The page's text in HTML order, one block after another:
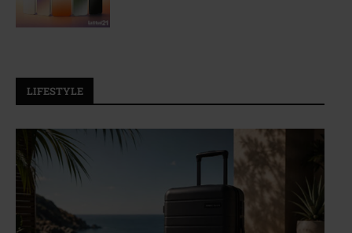
LIFESTYLE